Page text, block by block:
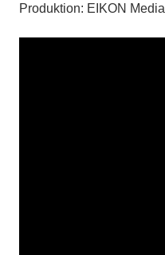
Produktion: EIKON Media